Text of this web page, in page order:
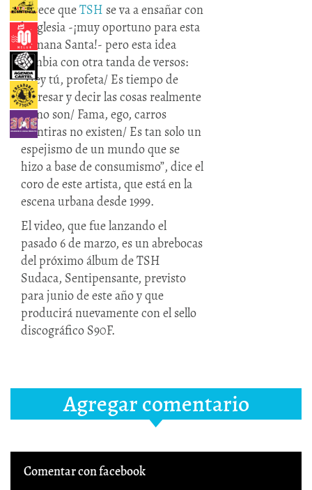
Parece queTSH se va a ensañar con
la Iglesia -¡muy oportuno para esta
Semana Santa!- pero esta idea
cambia con otra tanda de versos:
“Hey tú, profeta/ Es tiempo de
regresar y decir las cosas realmente
como son/ Fama, ego, carros
mentiras no existen/ Es tan solo un
espejismo de un mundo que se
hizo a base de consumismo”, dice el
coro de este artista, que está en la
escena urbana desde 1999.
El video, que fue lanzando el
pasado 6 de marzo, es un abrebocas
del próximo álbum de TSH
Sudaca, Sentipensante, previsto
para junio de este año y que
producirá nuevamente con el sello
discográfico S90F.
Agregar comentario
Comentar con facebook